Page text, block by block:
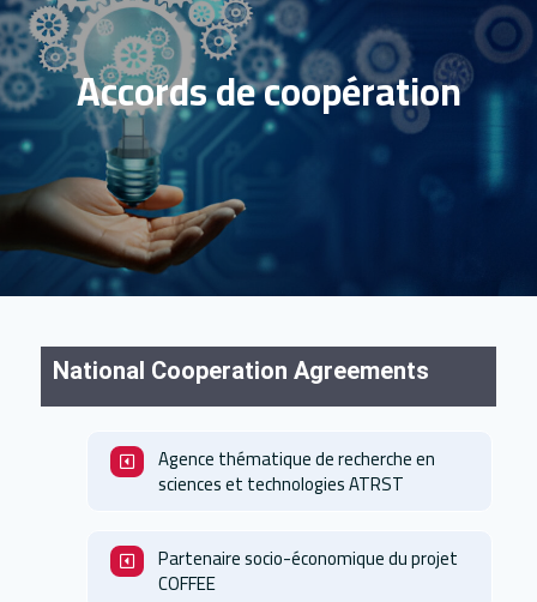
Accords de coopération
National Cooperation Agreements
Agence thématique de recherche en
sciences et technologies ATRST
Partenaire socio-économique du projet
COFFEE